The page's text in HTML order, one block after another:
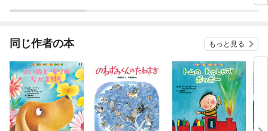
今
同じ作者の本 もっと見る